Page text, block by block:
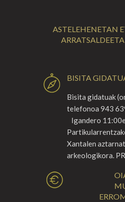
ASTELEHENETAN
BISITA
Bisita gidatuak
telefonoa 943
Igandero
Xantalen
arkeologikora.